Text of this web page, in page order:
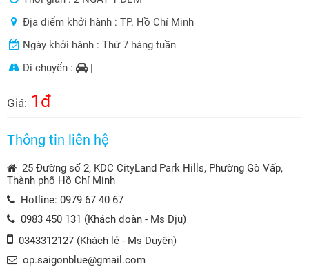
Địa điểm khởi hành : TP. Hồ Chí Minh
Ngày khởi hành : Thứ 7 hàng tuần
Di chuyển :
|
Giá: 1đ
Thông tin liên hệ
25 Đường số 2, KDC CityLand Park Hills, Phường Gò Vấp,
Thành phố Hồ Chí Minh
Hotline: 0979 67 40 67
0983 450 131 (Khách đoàn - Ms Dịu)
0343312127 (Khách lẻ - Ms Duyên)
op.saigonblue@gmail.com